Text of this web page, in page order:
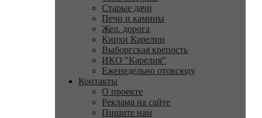
Старые дачи
Печи и камины
Жел. дорога
Кирхи Карелии
Выборгская крепость
ИКО "Карелия"
Еженедельно отовсюду
Контакты
О проекте
Реклама на сайте
Пишите нам